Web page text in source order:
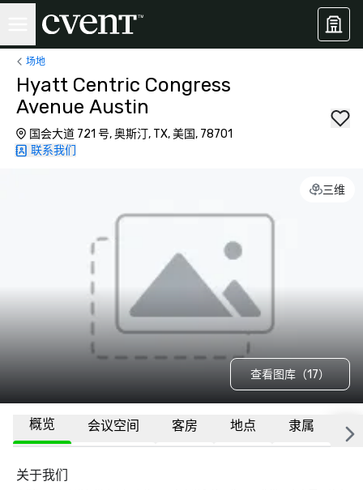
场地
Hyatt Centric Congress
Avenue Austin
国会大道 721 号, 奥斯汀, TX, 美国, 78701
联系我们
三维
查看图库（17）
概览 会议空间 客房 地点 隶属 更
关于我们